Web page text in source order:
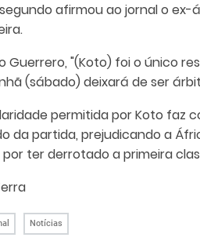
afirmou ao jornal o
Guerrero, "(Koto) foi o único
(sábado) deixará de ser
permitida por Koto faz
da partida, prejudicando a
por ter derrotado a primeira
Notícias